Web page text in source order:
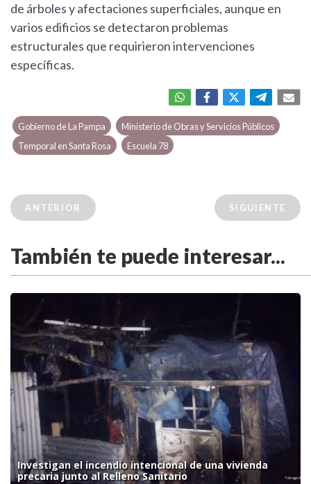
de árboles y afectaciones superficiales, aunque en
varios edificios se detectaron problemas
estructurales que requirieron intervenciones
específicas.
Gobierno de La Pampa
Ministerio de Obras y Servicios Públicos
Temporal en Santa Rosa
Escuela 78
ANTERIOR SIGUIENTE
También te puede interesar...
Investigan el incendio intencional de una vivienda
precaria junto al Relleno Sanitario